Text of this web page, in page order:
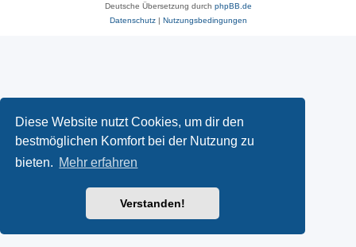
Diese Website nutzt Cookies, um dir den
bestmöglichen Komfort bei der Nutzung zu
bieten. Mehr erfahren
Verstanden!
Deutsche Übersetzung durch phpBB.de
Datenschutz| Nutzungsbedingungen